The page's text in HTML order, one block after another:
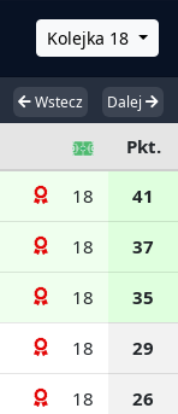
Kolejka 18
Wstecz Dalej
Pkt.
18 41
18 37
18 35
18 29
18 26